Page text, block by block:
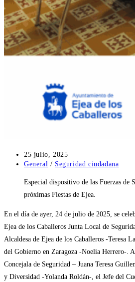
Publicación
de
entrada:
25 julio, 2025
Categoría
la
entrada:
General / Seguridad ciudadana
Especial dispositivo de las Fuerzas de
próximas Fiestas de Ejea.
En el día de ayer, 24 de julio de 2025, se
Ejea de los Caballeros Junta Local de
Alcaldesa de Ejea de los Caballeros -Teresa
del Gobierno en Zaragoza -Noelia Herrero-.
Concejala de Seguridad – Juana Teresa
y Diversidad -Yolanda Roldán-, el Jefe del